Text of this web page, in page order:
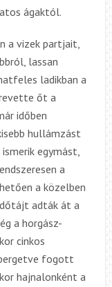
ágaktól.
a vizek partjait,
lassan
ladikban a
őt a
időben
hullámzást
egymást,
a
a közelben
adták át a
a horgász-
cinkos
fogott
hajnalonként a